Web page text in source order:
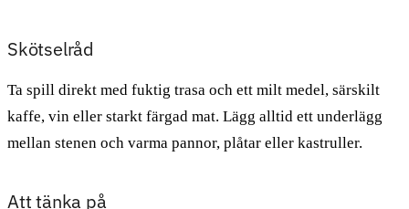
Skötselråd
Ta spill direkt med fuktig trasa och ett milt medel, särskilt
kaffe, vin eller starkt färgad mat. Lägg alltid ett underlägg
mellan stenen och varma pannor, plåtar eller kastruller.
Att tänka på